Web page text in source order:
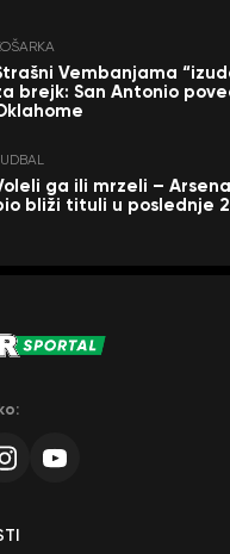
Vembanjama
brejk: San Antonio
ga ili mrzeli –
bliži tituli u poslednje